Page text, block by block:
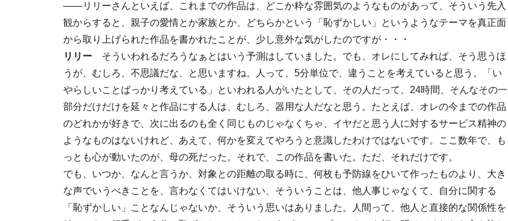
――リリーさんといえば、これまでの作品は、どこか粋な雰囲気のようなものがあって、そういう先入
観からすると、親子の愛情とか家族とか、どちらかという「恥ずかしい」というようなテーマを真正面
から取り上げられた作品を書かれたことが、少し意外な気がしたのですが・・・
リリー そういわれるだろうなぁとはいう予測はしていました。でも、オレにしてみれば、そう思うほ
うが、むしろ、不思議だな、と思いますね。人って、5分単位で、違うことを考えていると思う。「い
やらしいことばっかり考えている」といわれる人がいたとして、その人だって、24時間、そんなその一
部分だけだけを延々と作品にする人は、むしろ、器用な人だなと思う。たとえば、オレの今までの作品
のどれかが好きで、次に出るのも全く同じものじゃなくちゃ、イヤだと思う人に対するサービス精神の
ようなものはないけれど、あえて、何かを変えてやろうと意識したわけではないです。ここ数年で、も
っとも心が動いたのが、母の死だった。それで、この作品を書いた。ただ、それだけです。
でも、いつか、なんと言うか、対象との距離の取る時に、何枚も予防線をひいて作ったものより、大き
な声でいうべきことを、言わなくてはいけない、そういうことは、他人事じゃなくて、自分に関する
「恥ずかしい」ことなんじゃないか、そういう思いはありました。人間って、他人と直接的な関係性を